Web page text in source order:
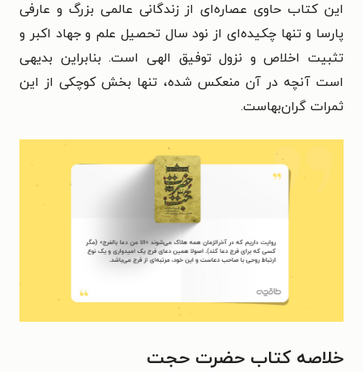
این کتاب حاوی عصاره‌ای از زندگانی عالمی بزرگ و عارفی
پارسا و تنها چکیده‌ای از نود سال تحصیل علم و جهاد اکبر و
تثبیت اخلاص و نزول توفیق الهی است. بنابراین بدیهی
است آنچه در آن منعکس شده، تنها بخش کوچکی از این
ثمرات گران‌بهاست.
خلاصه کتاب حضرت حجت